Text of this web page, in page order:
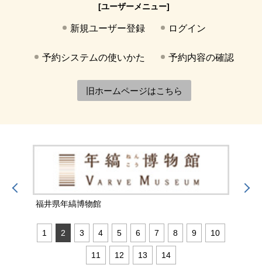
[ユーザーメニュー]
新規ユーザー登録 ログイン
予約システムの使いかた 予約内容の確認
旧ホームページはこちら
福井県年縞博物館
1 2 3 4 5 6 7 8 9 10
11 12 13 14